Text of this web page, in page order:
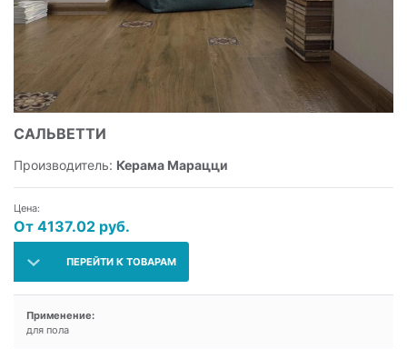
САЛЬВЕТТИ
Производитель: Керама Марацци
Цена:
От 4137.02 руб.
ПЕРЕЙТИ К ТОВАРАМ
Применение:
для пола